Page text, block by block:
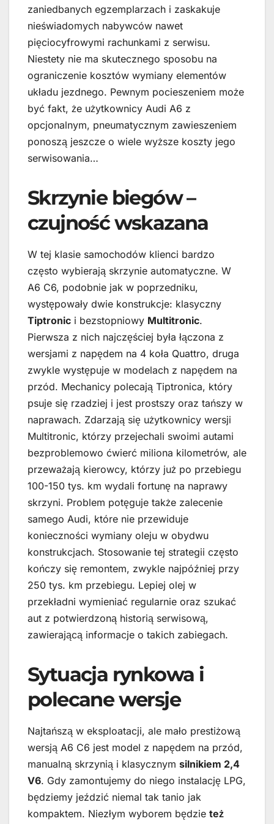
zaniedbanych egzemplarzach i zaskakuje
nieświadomych nabywców nawet
pięciocyfrowymi rachunkami z serwisu.
Niestety nie ma skutecznego sposobu na
ograniczenie kosztów wymiany elementów
układu jezdnego. Pewnym pocieszeniem może
być fakt, że użytkownicy Audi A6 z
opcjonalnym, pneumatycznym zawieszeniem
ponoszą jeszcze o wiele wyższe koszty jego
serwisowania…
Skrzynie biegów –
czujność wskazana
W tej klasie samochodów klienci bardzo
często wybierają skrzynie automatyczne. W
A6 C6, podobnie jak w poprzedniku,
występowały dwie konstrukcje: klasyczny
Tiptronic i bezstopniowy Multitronic.
Pierwsza z nich najczęściej była łączona z
wersjami z napędem na 4 koła Quattro, druga
zwykle występuje w modelach z napędem na
przód. Mechanicy polecają Tiptronica, który
psuje się rzadziej i jest prostszy oraz tańszy w
naprawach. Zdarzają się użytkownicy wersji
Multitronic, którzy przejechali swoimi autami
bezproblemowo ćwierć miliona kilometrów, ale
przeważają kierowcy, którzy już po przebiegu
100-150 tys. km wydali fortunę na naprawy
skrzyni. Problem potęguje także zalecenie
samego Audi, które nie przewiduje
konieczności wymiany oleju w obydwu
konstrukcjach. Stosowanie tej strategii często
kończy się remontem, zwykle najpóźniej przy
250 tys. km przebiegu. Lepiej olej w
przekładni wymieniać regularnie oraz szukać
aut z potwierdzoną historią serwisową,
zawierającą informacje o takich zabiegach.
Sytuacja rynkowa i
polecane wersje
Najtańszą w eksploatacji, ale mało prestiżową
wersją A6 C6 jest model z napędem na przód,
manualną skrzynią i klasycznym silnikiem 2,4
V6. Gdy zamontujemy do niego instalację LPG,
będziemy jeździć niemal tak tanio jak
kompaktem. Niezłym wyborem będzie też